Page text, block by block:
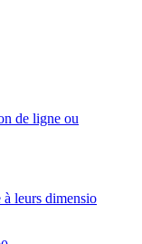
leurs dimensio